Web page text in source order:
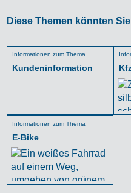
Diese Themen könnten
Informationen zum Thema
Kundeninformation
Informationen zum Thema
E-Bike